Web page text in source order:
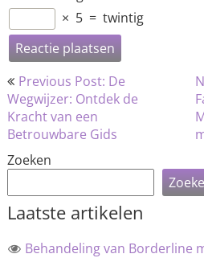
× 5 = twintig
Bericht
navigatie
Previous Post: De
Wegwijzer: Ontdek de
Kracht van een
Betrouwbare Gids
Zoeken
Laatste artikelen
Behandeling van Borderline